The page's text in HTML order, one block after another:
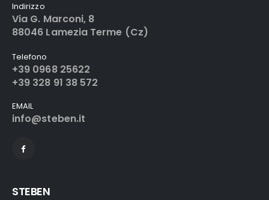
Indirizzo
Via G. Marconi, 8
88046 Lamezia Terme (Cz)
Telefono
+39 0968 25622
+39 328 91 38 572
EMAIL
info@steben.it
STEBEN